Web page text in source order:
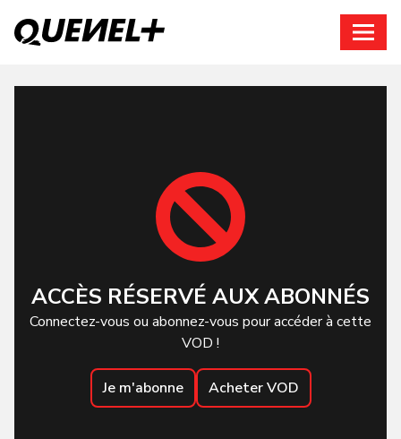
ACCÈS RÉSERVÉ AUX ABONNÉS
Connectez-vous ou abonnez-vous pour accéder à cette
VOD !
Je m'abonne Acheter VOD